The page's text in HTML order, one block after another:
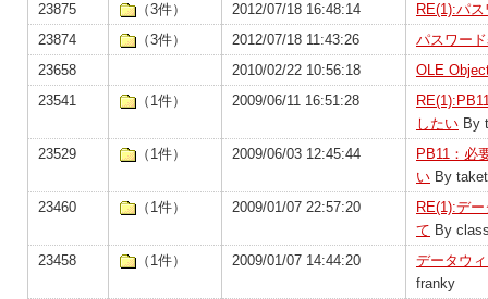
23875
（3件） 2012/07/18 16:48:14
RE(1):パ
23874
（3件） 2012/07/18 11:43:26
パスワー
23658
2010/02/22 10:56:18
OLE
23541
（1件） 2009/06/11 16:51:28
したい By
23529
（1件） 2009/06/03 12:45:44
PB11：必
い By
23460
（1件） 2009/01/07 22:57:20
RE(1):デ
て By
23458
（1件） 2009/01/07 14:44:20
データウ
franky